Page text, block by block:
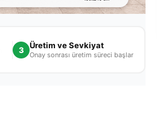
3 Üretim ve Sevkiyat
Onay sonrası üretim süreci başlar